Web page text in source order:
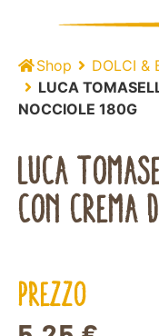
Shop DOLCI &
LUCA
NOCCIOLE 180G
LUCA
CON CREMA
PREZZO